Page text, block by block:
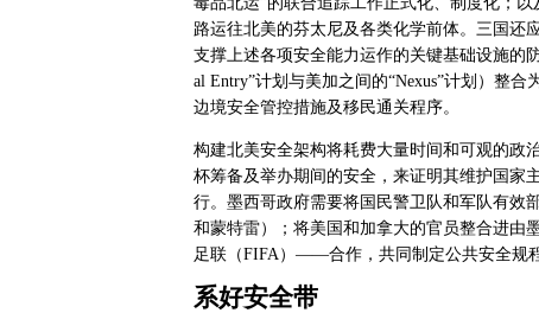
路运往北美的芬太尼及各类化学前体。三国还
支撑上述各项安全能力运作的关键基础设施的
al Entry”计划与美加之间的“Nexus”计划）整合
边境安全管控措施及移民通关程序。
构建北美安全架构将耗费大量时间和可观的政
杯筹备及举办期间的安全，来证明其维护国家
行。墨西哥政府需要将国民警卫队和军队有效
和蒙特雷）；将美国和加拿大的官员整合进
足联（FIFA）——合作，共同制定公共安全规程
系好安全带